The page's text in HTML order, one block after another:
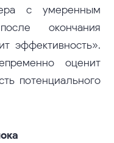
с умеренным
окончания
эффективность».
оценит
потенциального